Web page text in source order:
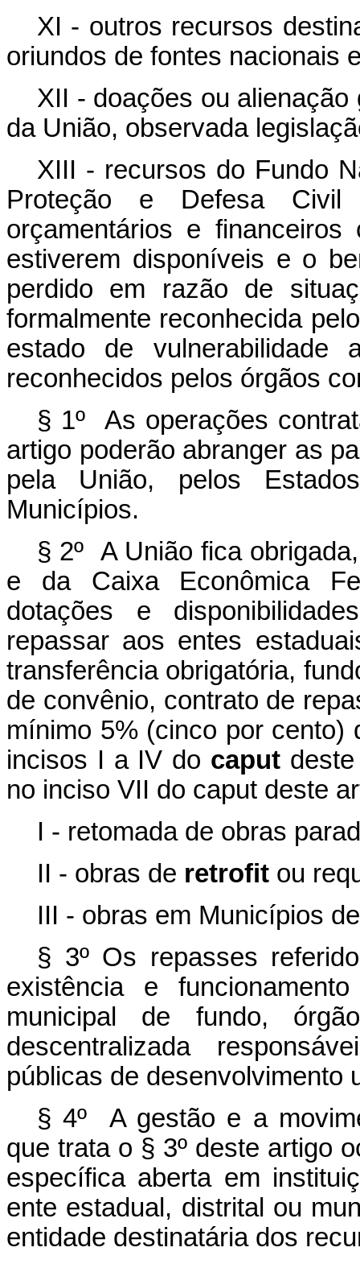
XI - outros recursos
oriundos de fontes nacionais
XII - doações ou
da União, observada
XIII - recursos do Fundo
Proteção e Defesa Civil
orçamentários e
estiverem disponíveis e o
perdido em razão de
formalmente reconhecida
estado de vulnerabilidade
reconhecidos pelos órgãos
§ 1º As operações
artigo poderão abranger as
pela União, pelos
Municípios.
§ 2º A União fica
e da Caixa Econômica
dotações e
repassar aos entes
transferência obrigatória,
de convênio, contrato de
mínimo 5% (cinco por cento)
incisos I a IV do caput
no inciso VII do caput deste
I - retomada de obras
II - obras de retrofit ou
III - obras em Municípios
§ 3º Os repasses
existência e
municipal de fundo,
descentralizada
públicas de desenvolvimento
§ 4º A gestão e a
que trata o § 3º deste artigo
específica aberta em
ente estadual, distrital ou
entidade destinatária dos